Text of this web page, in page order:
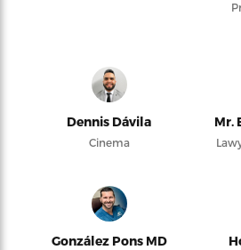
Dennis Dávila
Cinema
Mr.
González Pons MD